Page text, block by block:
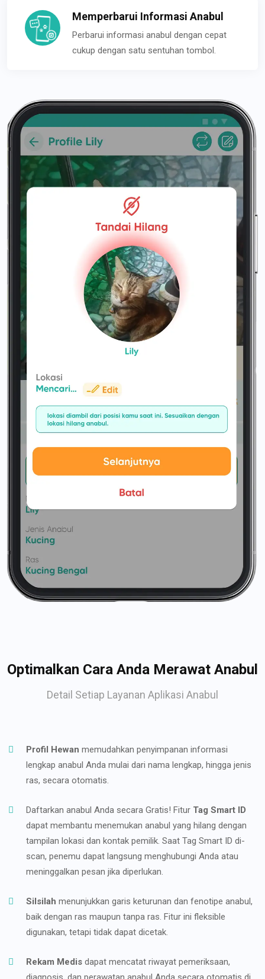
Memperbarui Informasi Anabul
Perbarui informasi anabul dengan cepat
cukup dengan satu sentuhan tombol.
Optimalkan Cara Anda Merawat Anabul
Detail Setiap Layanan Aplikasi Anabul
Profil Hewan memudahkan penyimpanan informasi
lengkap anabul Anda mulai dari nama lengkap, hingga jenis
ras, secara otomatis.
Daftarkan anabul Anda secara Gratis! Fitur Tag Smart ID
dapat membantu menemukan anabul yang hilang dengan
tampilan lokasi dan kontak pemilik. Saat Tag Smart ID di-
scan, penemu dapat langsung menghubungi Anda atau
meninggalkan pesan jika diperlukan.
Silsilah menunjukkan garis keturunan dan fenotipe anabul,
baik dengan ras maupun tanpa ras. Fitur ini fleksible
digunakan, tetapi tidak dapat dicetak.
Rekam Medis dapat mencatat riwayat pemeriksaan,